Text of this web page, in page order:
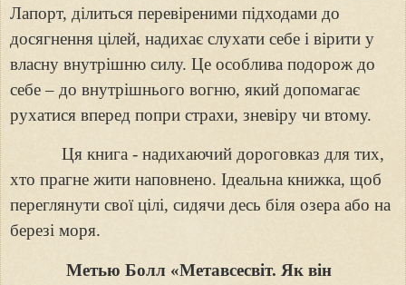
Лапорт, ділиться перевіреними підходами до
досягнення цілей, надихає слухати себе і вірити у
власну внутрішню силу. Це особлива подорож до
себе – до внутрішнього вогню, який допомагає
рухатися вперед попри страхи, зневіру чи втому.
Ця книга -надихаючий дороговказ для тих,
хто прагне жити наповнено. Ідеальна книжка, щоб
переглянути свої цілі, сидячи десь біля озера або на
березі моря.
Метью Болл «Метавсесвіт. Як він